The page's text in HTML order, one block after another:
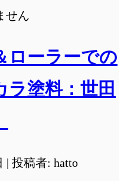
せん
ローラーでの
塗料：世田
| 投稿者: hatto